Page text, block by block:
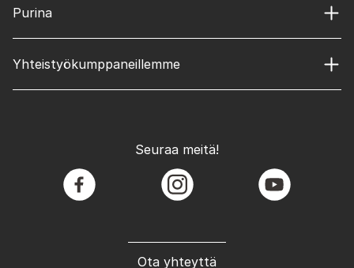
Purina
Yhteistyökumppaneillemme
Ota yhteyttä
Seuraa meitä!
facebook instagram youtube